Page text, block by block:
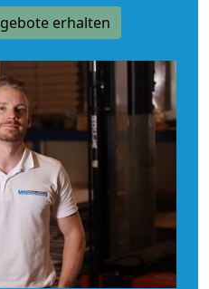
erhalten